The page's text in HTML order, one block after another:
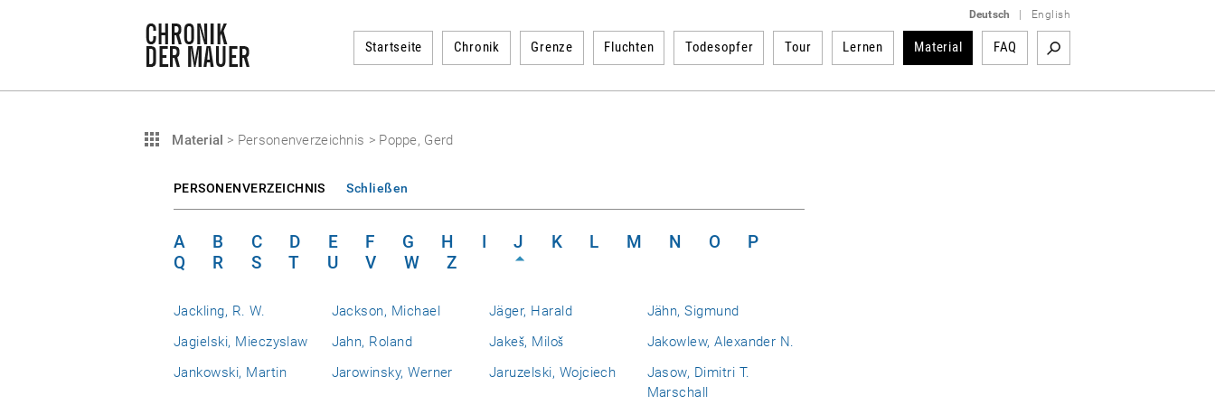
Deutsch English
Startseite Chronik Grenze Fluchten Todesopfer Tour Lernen Material FAQ
Material > Personenverzeichnis > Poppe, Gerd
PERSONENVERZEICHNIS Schließen
A B C D E F G H I J K L M N O
P
Q
R S T U V W Z
Jackling, R. W. Jackson, Michael Jäger, Harald
Jähn, Sigmund
Jagielski, Mieczyslaw
Jahn, Roland Jakeš, Miloš
Jakowlew, Alexander N.
Jankowski, Martin
Jarowinsky, Werner Jaruzelski, Wojciech
Jasow, Dimitri T.
Marschall